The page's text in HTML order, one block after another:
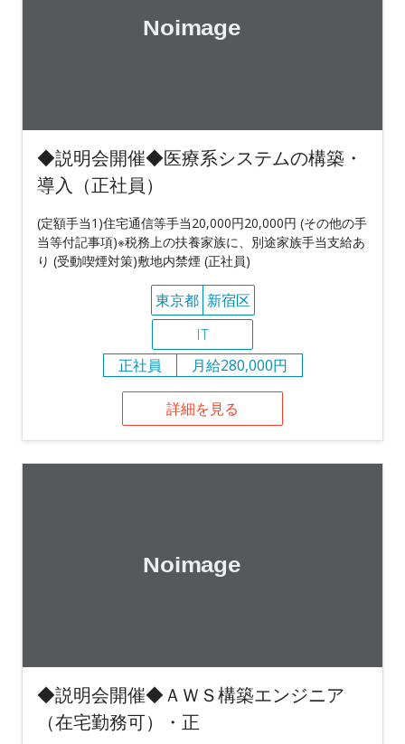
◆説明会開催◆医療系システムの構築・
導入（正社員）
(定額手当1)住宅通信等手当20,000円20,000円 (その他の手
当等付記事項)※税務上の扶養家族に、別途家族手当支給あ
り (受動喫煙対策)敷地内禁煙 (正社員)
東京都 新宿区
IT
正社員
月給280,000円
詳細を見る
◆説明会開催◆ＡＷＳ構築エンジニア
（在宅勤務可）・正